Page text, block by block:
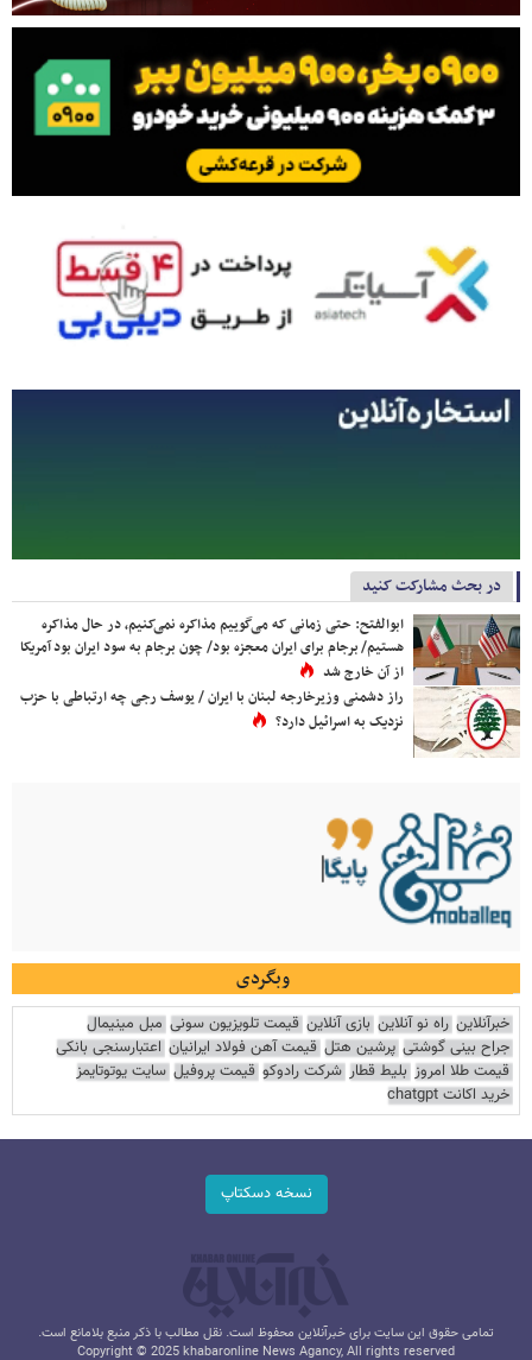
در بحث مشارکت کنید
ابوالفتح: حتی زمانی که می‌گوییم مذاکره نمی‌کنیم، در حال مذاکره
هستیم/ برجام برای ایران معجزه بود/ چون برجام به سود ایران بود آمریکا
از آن خارج شد
راز دشمنی وزیرخارجه لبنان با ایران / یوسف رجی چه ارتباطی با حزب
نزدیک به اسرائیل دارد؟
وبگردی
خبرآنلاین راه نو آنلاین بازی آنلاین قیمت تلویزیون سونی مبل مینیمال
جراح بینی گوشتی پرشین هتل قیمت آهن فولاد ایرانیان اعتبارسنجی بانکی
قیمت طلا امروز بلیط قطار شرکت رادوکو قیمت پروفیل سایت یوتوتایمز
خرید اکانت chatgpt
نسخه دسکتاپ
تمامی حقوق این سایت برای خبرآنلاین محفوظ است. نقل مطالب با ذکر منبع بلامانع است.
Copyright © 2025 khabaronline News Agancy, All rights reserved